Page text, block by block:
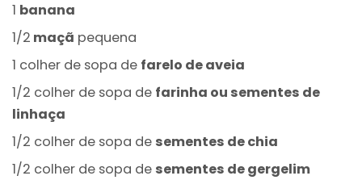
1 banana
1/2 maçã pequena
1 colher de sopa de farelo de aveia
1/2 colher de sopa de farinha ou sementes de
linhaça
1/2 colher de sopa de sementes de chia
1/2 colher de sopa de sementes de gergelim